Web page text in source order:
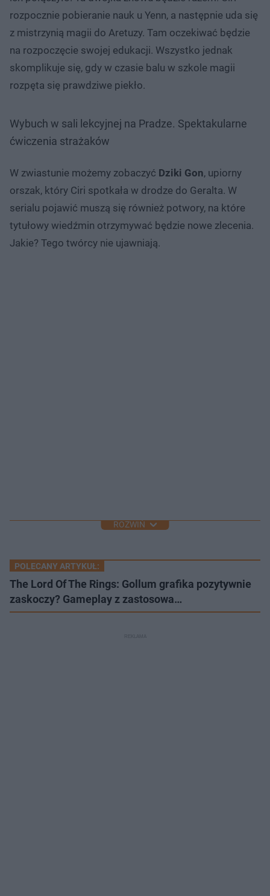
rozpocznie pobieranie nauk u Yenn, a następnie uda się
z mistrzynią magii do Aretuzy. Tam oczekiwać będzie
na rozpoczęcie swojej edukacji. Wszystko jednak
skomplikuje się, gdy w czasie balu w szkole magii
rozpęta się prawdziwe piekło.
Wybuch w sali lekcyjnej na Pradze. Spektakularne
ćwiczenia strażaków
W zwiastunie możemy zobaczyć Dziki Gon, upiorny
orszak, który Ciri spotkała w drodze do Geralta. W
serialu pojawić muszą się również potwory, na które
tytułowy wiedźmin otrzymywać będzie nowe zlecenia.
Jakie? Tego twórcy nie ujawniają.
ROZWIŃ
POLECANY ARTYKUŁ:
The Lord Of The Rings: Gollum grafika pozytywnie
zaskoczy? Gameplay z zastosowa…